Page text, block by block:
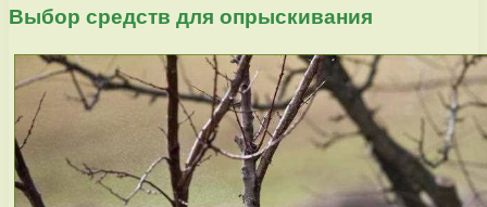
Выбор средств для опрыскивания